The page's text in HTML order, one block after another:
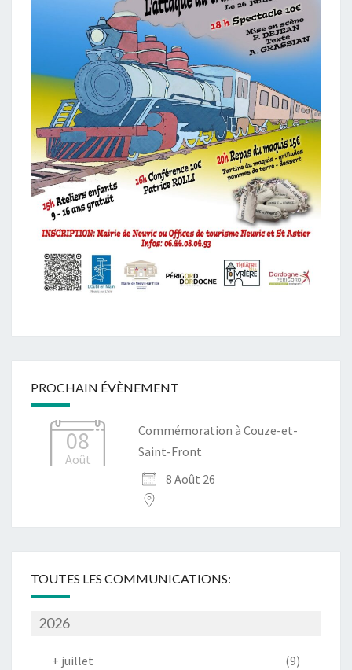
PROCHAIN ÉVÈNEMENT
08
Août
Commémoration à Couze-et-
Saint-Front
8 Août 26
TOUTES LES COMMUNICATIONS:
2026
+ juillet (9)